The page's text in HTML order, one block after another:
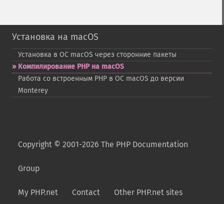
Установка на macOS
Установка в ОС macOS через сторонние пакеты
Компилирование PHP на macOS
Работа со встроенным PHP в ОС macOS до версии
Monterey
Copyright © 2001-2026 The PHP Documentation
Group
My PHP.net Contact Other PHP.net sites